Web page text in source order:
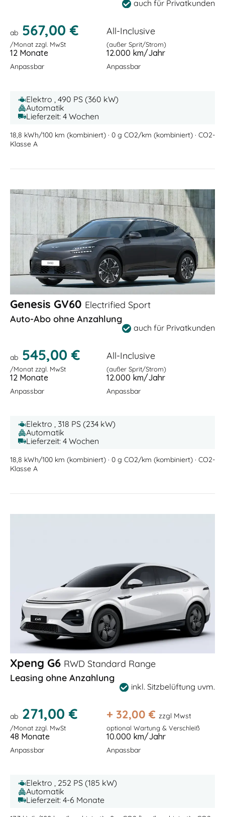
auch für Privatkunden
ab 567,00 €
/Monat zzgl. MwSt
All-Inclusive
(außer Sprit/Strom)
12 Monate
Anpassbar
12.000 km/Jahr
Anpassbar
Elektro , 490 PS (360 kW)
Automatik
Lieferzeit: 4 Wochen
18,8 kWh/100 km (kombiniert) · 0 g CO2/km (kombiniert) · CO2-
Klasse A
Genesis GV60 Electrified Sport
Auto-Abo ohne Anzahlung
auch für Privatkunden
ab 545,00 €
/Monat zzgl. MwSt
All-Inclusive
(außer Sprit/Strom)
12 Monate
Anpassbar
12.000 km/Jahr
Anpassbar
Elektro , 318 PS (234 kW)
Automatik
Lieferzeit: 4 Wochen
18,8 kWh/100 km (kombiniert) · 0 g CO2/km (kombiniert) · CO2-
Klasse A
Xpeng G6 RWD Standard Range
Leasing ohne Anzahlung
inkl. Sitzbelüftung uvm.
ab 271,00 €
/Monat zzgl. MwSt
+ 32,00 € zzgl Mwst
optional Wartung & Verschleiß
48 Monate
Anpassbar
10.000 km/Jahr
Anpassbar
Elektro , 252 PS (185 kW)
Automatik
Lieferzeit: 4-6 Monate